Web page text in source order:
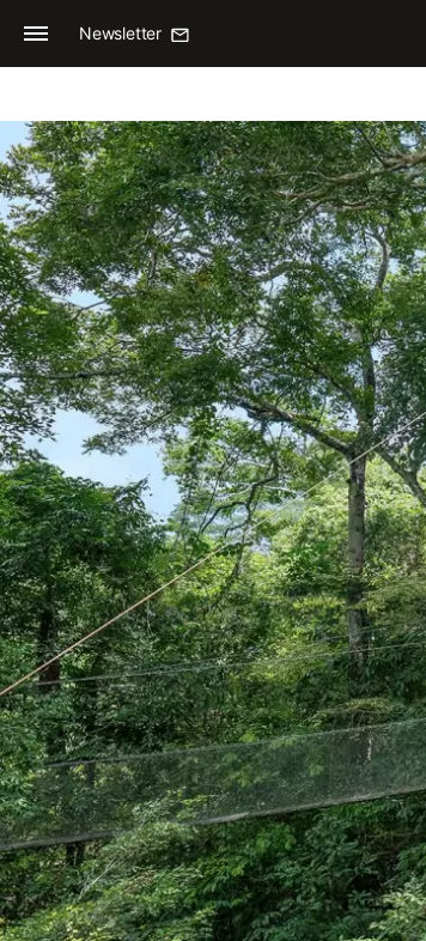
Newsletter